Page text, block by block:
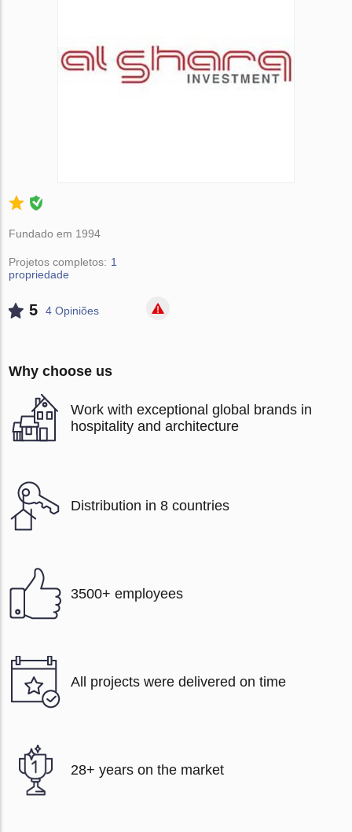
Fundado em 1994
Projetos completos: 1
propriedade
5 4 Opiniões
Why choose us
Work with exceptional global brands in
hospitality and architecture
Distribution in 8 countries
3500+ employees
All projects were delivered on time
28+ years on the market